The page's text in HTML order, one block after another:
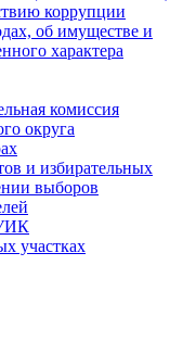
коррупции
об имуществе и
характера
комиссия
округа
и избирательных
выборов
участках